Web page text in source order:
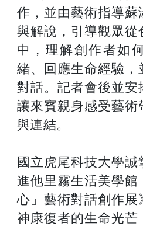
作，並由藝術指導蘇
與解說，引導觀眾從
中，理解創作者如
緒、回應生命經驗，
對話。記者會後並安
讓來賓親身感受藝術
與連結。
國立虎尾科技大學
進他里霧生活美學館
心」藝術對話創作展
神康復者的生命光芒